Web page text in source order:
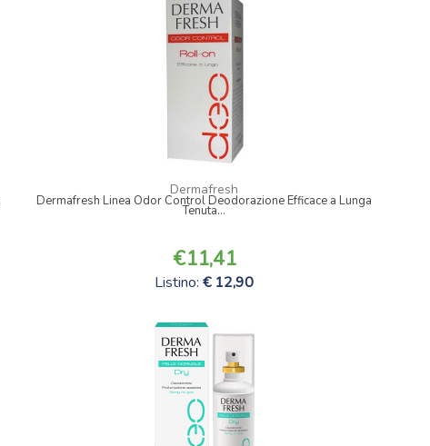
Dermafresh
Dermafresh Linea Odor Control Deodorazione Efficace a Lunga
Tenuta...
11,41
Listino:12,90